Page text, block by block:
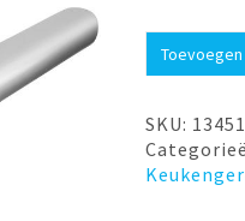
GARLICO
aantal
SKU: 13451